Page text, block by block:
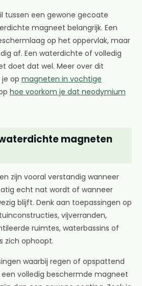
tussen een gewone gecoate
magneet belangrijk. Een
op het oppervlak, maar
af. Een waterdichte of volledig
doet dat wel. Meer over dit
op magneten in vochtige
hoe voorkom je dat neodymium
magneten
zijn vooral verstandig wanneer
echt nat wordt of wanneer
blijft. Denk aan toepassingen op
vijverranden,
ruimtes, waterbassins of
zich ophoopt.
waarbij regen of opspattend
volledig beschermde magneet